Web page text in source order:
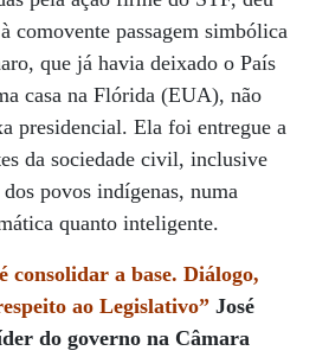
comovente passagem simbólica
que já havia deixado o País
casa na Flórida (EUA), não
presidencial. Ela foi entregue a
da sociedade civil, inclusive
povos indígenas, numa
quanto inteligente.
consolidar a base. Diálogo,
ao Legislativo” José
do governo na Câmara